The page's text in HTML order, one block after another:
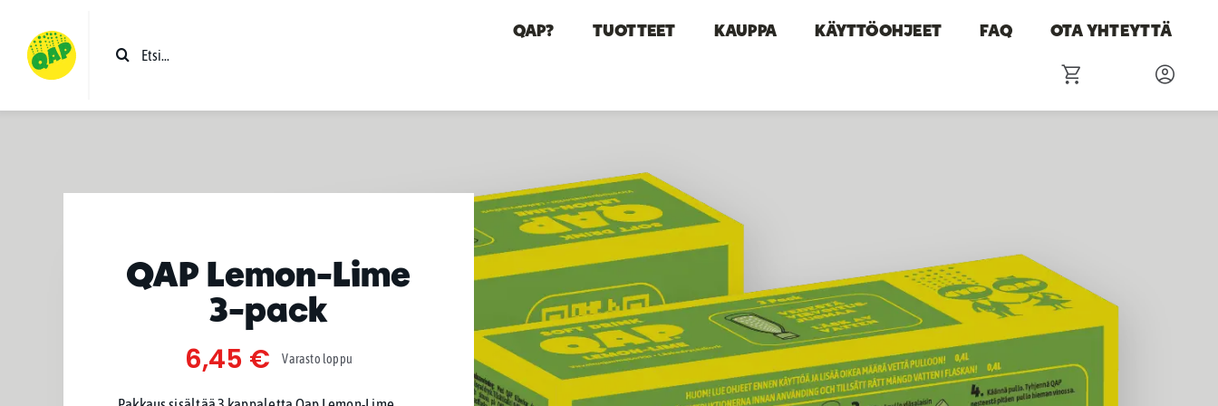
content
Etsi
QAP? TUOTTEET KAUPPA KÄYTTÖOHJEET FAQ OTA YHTEYTTÄ
QAP Lemon-Lime
3-pack
6,45 € Varasto loppu